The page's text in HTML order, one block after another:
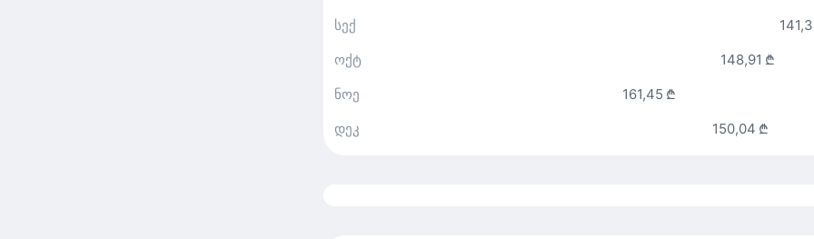
სექ
148,91 ₾
ოქტ
161,45 ₾
ნოე
150,04 ₾
დეკ